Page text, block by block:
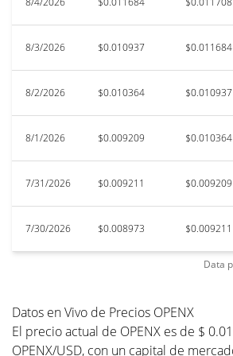
8/3/2026 $0.010937 $0.011684
8/2/2026 $0.010364 $0.010937
8/1/2026 $0.009209 $0.010364
7/31/2026 $0.009211 $0.009209
7/30/2026 $0.008973 $0.009211
Data
Datos en Vivo de Precios OPENX
El precio actual de OPENX es de $
OPENX/USD, con un capital de